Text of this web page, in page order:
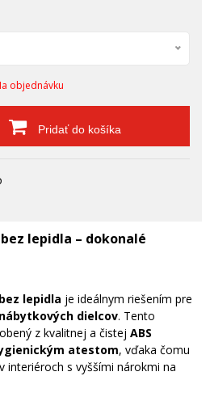
objednávku
Pridať do košíka
lepidla – dokonalé
lepidla je ideálnym riešením pre
dielcov. Tento
z kvalitnej a čistej ABS
atestom, vďaka čomu
interiéroch s vyššími nárokmi na